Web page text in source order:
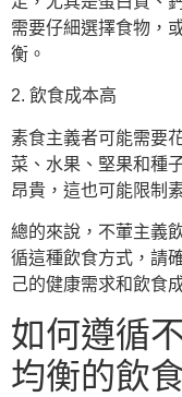
需要仔細選擇食物，
衡。
2. 飲食成本高
素食主義者可能需要
菜、水果、堅果和種
昂貴，這也可能限制
總的來說，不葷主義
循這種飲食方式，請
己的健康需求和飲食
如何遵循
均衡的飲